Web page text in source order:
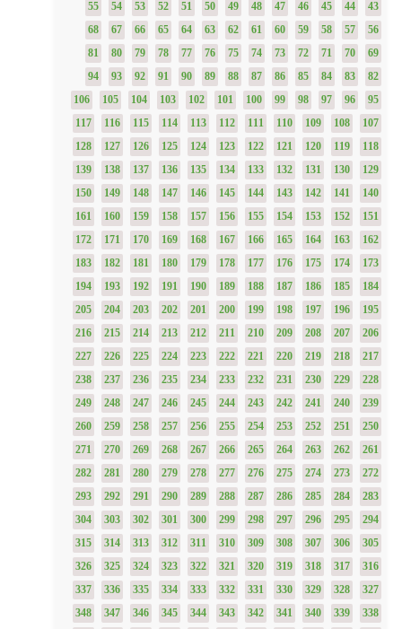
43
44
45
46
47
48
49
50
51
52
53
54
55
56
57
58
59
60
61
62
63
64
65
66
67
68
69
70
71
72
73
74
75
76
77
78
79
80
81
82
83
84
85
86
87
88
89
90
91
92
93
94
95
96
97
98
99
100
101
102
103
104
105
106
107
108
109
110
111
112
113
114
115
116
117
118
119
120
121
122
123
124
125
126
127
128
129
130
131
132
133
134
135
136
137
138
139
140
141
142
143
144
145
146
147
148
149
150
151
152
153
154
155
156
157
158
159
160
161
162
163
164
165
166
167
168
169
170
171
172
173
174
175
176
177
178
179
180
181
182
183
184
185
186
187
188
189
190
191
192
193
194
195
196
197
198
199
200
201
202
203
204
205
206
207
208
209
210
211
212
213
214
215
216
217
218
219
220
221
222
223
224
225
226
227
228
229
230
231
232
233
234
235
236
237
238
239
240
241
242
243
244
245
246
247
248
249
250
251
252
253
254
255
256
257
258
259
260
261
262
263
264
265
266
267
268
269
270
271
272
273
274
275
276
277
278
279
280
281
282
283
284
285
286
287
288
289
290
291
292
293
294
295
296
297
298
299
300
301
302
303
304
305
306
307
308
309
310
311
312
313
314
315
316
317
318
319
320
321
322
323
324
325
326
327
328
329
330
331
332
333
334
335
336
337
338
339
340
341
342
343
344
345
346
347
348